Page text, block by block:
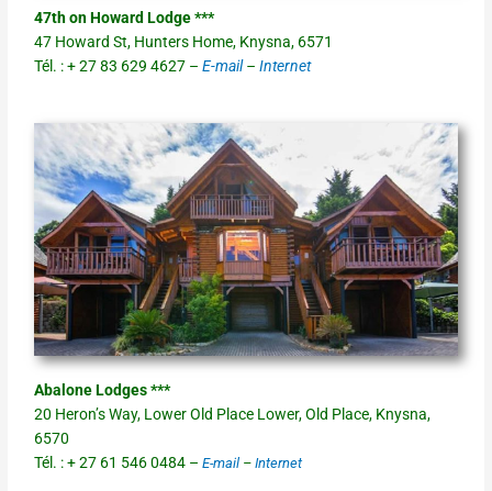
47th on Howard Lodge ***
47 Howard St, Hunters Home, Knysna, 6571
Tél. : + 27 83 629 4627 – E-mail–Internet
Abalone Lodges ***
20 Heron’s Way, Lower Old Place Lower, Old Place, Knysna,
6570
Tél. : + 27 61 546 0484 –E-mail –Internet